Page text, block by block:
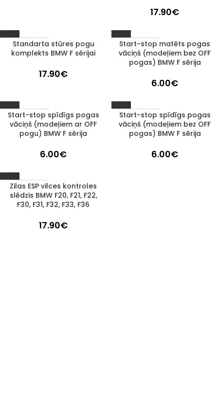
17.90€
1–3 D. D.
Standarta stūres pogu
komplekts BMW F sērijai
17.90€
1–3 D. D.
Start-stop matēts pogas
vāciņš (modeļiem bez OFF
pogas) BMW F sērija
6.00€
1–3 D. D.
Start-stop spīdīgs pogas
vāciņš (modeļiem ar OFF
pogu) BMW F sērija
6.00€
1–3 D. D.
Start-stop spīdīgs pogas
vāciņš (modeļiem bez OFF
pogas) BMW F sērija
6.00€
1–3 D. D.
Zilas ESP vilces kontroles
slēdzis BMW F20, F21, F22,
F30, F31, F32, F33, F36
17.90€